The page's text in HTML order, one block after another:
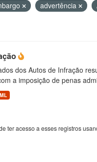
advertência
dos Autos de Infração
a imposição de penas
ter acesso a esses registros